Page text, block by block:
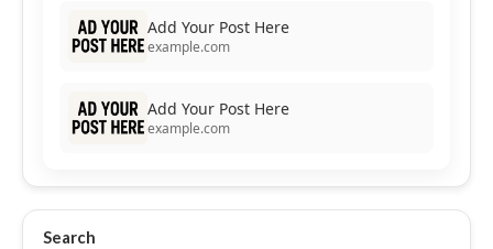
Add Your Post Here
example.com
Add Your Post Here
example.com
Search